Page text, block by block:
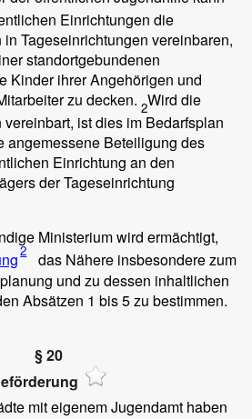
Einrichtungen die
Tageseinrichtungen vereinbaren,
standortgebundenen
Kinder ihrer Angehörigen und
zu decken. 2Wird die
ist dies im Bedarfsplan
angemessene Beteiligung des
Einrichtung an den
der Tageseinrichtung
Ministerium wird ermächtigt,
2
das Nähere insbesondere zum
und zu dessen inhaltlichen
Absätzen 1 bis 5 zu bestimmen.
§ 20
mit eigenem Jugendamt haben